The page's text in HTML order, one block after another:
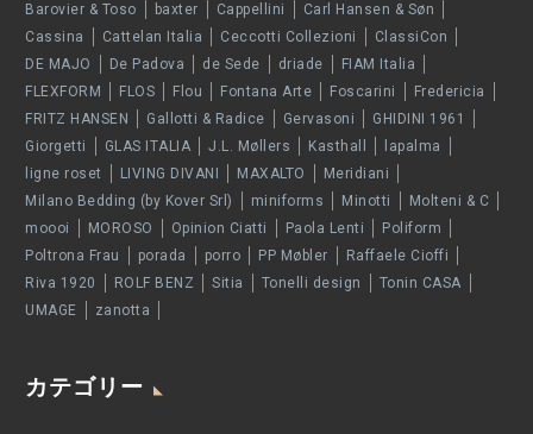
Barovier & Toso
baxter Cappellini
Carl Hansen & Søn
Cassina
Cattelan Italia Ceccotti Collezioni
ClassiCon
DE MAJO
De Padova de Sede driade
FIAM Italia
FLEXFORM
FLOS Flou Fontana Arte Foscarini
Fredericia
FRITZ HANSEN
Gallotti & Radice Gervasoni
GHIDINI 1961
Giorgetti
GLAS ITALIA J.L. Møllers Kasthall
lapalma
ligne roset
LIVING DIVANI MAXALTO
Meridiani
Milano Bedding (by Kover Srl)
miniforms Minotti
Molteni & C
moooi
MOROSO Opinion Ciatti Paola Lenti
Poliform
Poltrona Frau
porada porro PP Møbler
Raffaele Cioffi
Riva 1920
ROLF BENZ Sitia Tonelli design
Tonin CASA
UMAGE
zanotta
カテゴリー